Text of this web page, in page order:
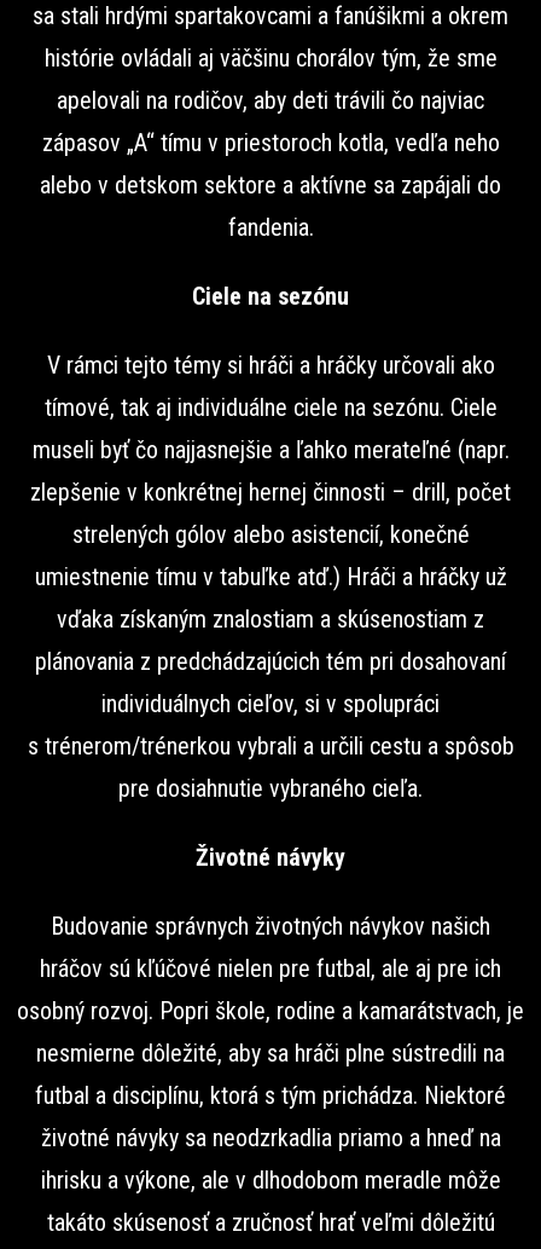
sa stali hrdými spartakovcami a fanúšikmi a okrem
histórie ovládali aj väčšinu chorálov tým, že sme
apelovali na rodičov, aby deti trávili čo najviac
zápasov „A“ tímu v priestoroch kotla, vedľa neho
alebo v detskom sektore a aktívne sa zapájali do
fandenia.
Ciele na sezónu
V rámci tejto témy si hráči a hráčky určovali ako
tímové, tak aj individuálne ciele na sezónu. Ciele
museli byť čo najjasnejšie a ľahko merateľné (napr.
zlepšenie v konkrétnej hernej činnosti – drill, počet
strelených gólov alebo asistencií, konečné
umiestnenie tímu v tabuľke atď.) Hráči a hráčky už
vďaka získaným znalostiam a skúsenostiam z
plánovania z predchádzajúcich tém pri dosahovaní
individuálnych cieľov, si v spolupráci
s trénerom/trénerkou vybrali a určili cestu a spôsob
pre dosiahnutie vybraného cieľa.
Životné návyky
Budovanie správnych životných návykov našich
hráčov sú kľúčové nielen pre futbal, ale aj pre ich
osobný rozvoj. Popri škole, rodine a kamarátstvach, je
nesmierne dôležité, aby sa hráči plne sústredili na
futbal a disciplínu, ktorá s tým prichádza. Niektoré
životné návyky sa neodzrkadlia priamo a hneď na
ihrisku a výkone, ale v dlhodobom meradle môže
takáto skúsenosť a zručnosť hrať veľmi dôležitú